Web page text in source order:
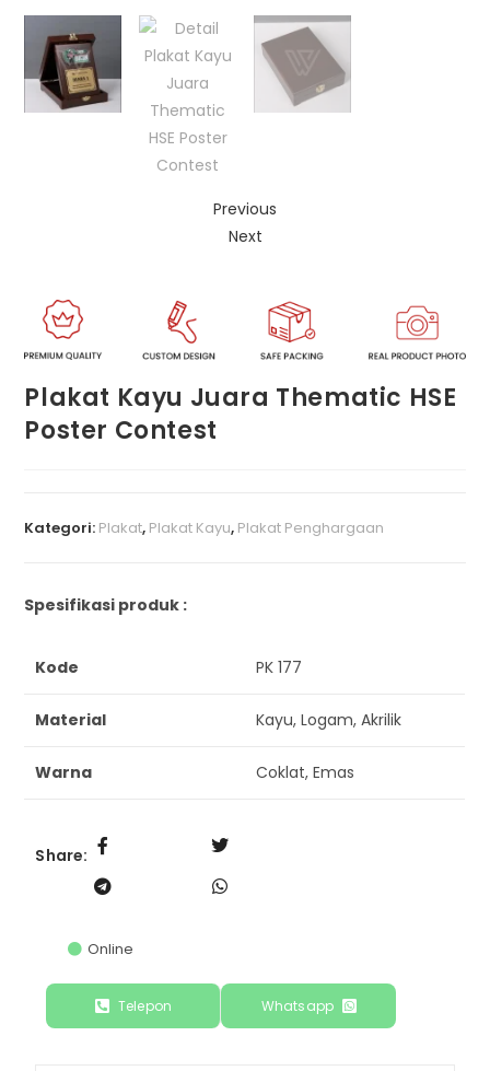
Previous
Next
Plakat Kayu Juara Thematic HSE
Poster Contest
Kategori: Plakat, Plakat Kayu, Plakat Penghargaan
Spesifikasi produk :
Kode PK 177
Material Kayu, Logam, Akrilik
Warna Coklat, Emas
Share:
Online
Telepon Whatsapp